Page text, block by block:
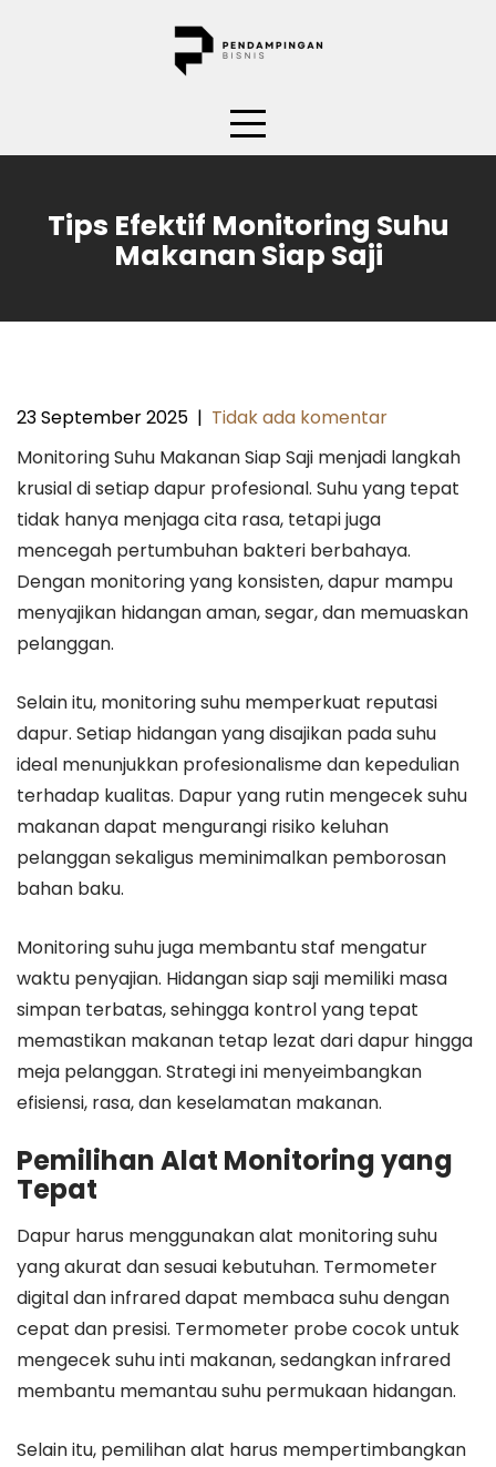
Tips Efektif Monitoring Suhu
Makanan Siap Saji
23 September 2025 | Tidak ada komentar
Monitoring Suhu Makanan Siap Saji menjadi langkah
krusial di setiap dapur profesional. Suhu yang tepat
tidak hanya menjaga cita rasa, tetapi juga
mencegah pertumbuhan bakteri berbahaya.
Dengan monitoring yang konsisten, dapur mampu
menyajikan hidangan aman, segar, dan memuaskan
pelanggan.
Selain itu, monitoring suhu memperkuat reputasi
dapur. Setiap hidangan yang disajikan pada suhu
ideal menunjukkan profesionalisme dan kepedulian
terhadap kualitas. Dapur yang rutin mengecek suhu
makanan dapat mengurangi risiko keluhan
pelanggan sekaligus meminimalkan pemborosan
bahan baku.
Monitoring suhu juga membantu staf mengatur
waktu penyajian. Hidangan siap saji memiliki masa
simpan terbatas, sehingga kontrol yang tepat
memastikan makanan tetap lezat dari dapur hingga
meja pelanggan. Strategi ini menyeimbangkan
efisiensi, rasa, dan keselamatan makanan.
Pemilihan Alat Monitoring yang
Tepat
Dapur harus menggunakan alat monitoring suhu
yang akurat dan sesuai kebutuhan. Termometer
digital dan infrared dapat membaca suhu dengan
cepat dan presisi. Termometer probe cocok untuk
mengecek suhu inti makanan, sedangkan infrared
membantu memantau suhu permukaan hidangan.
Selain itu, pemilihan alat harus mempertimbangkan